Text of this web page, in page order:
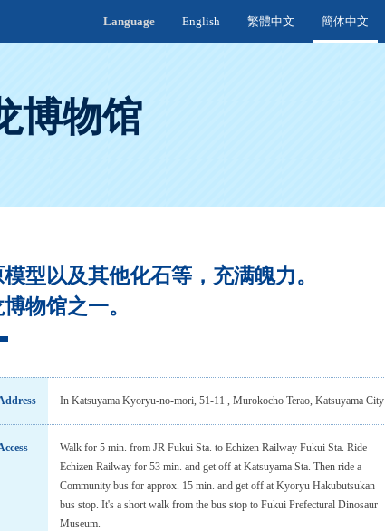
Language English 繁體中文 簡体中文
博物馆
型以及其他化石等，充满魄力。
物馆之一。
In Katsuyama Kyoryu-no-mori, 51-11 , Murokocho Terao, Katsuyama City
Walk for 5 min. from JR Fukui Sta. to Echizen Railway Fukui Sta. Ride
Echizen Railway for 53 min. and get off at Katsuyama Sta. Then ride a
Community bus for approx. 15 min. and get off at Kyoryu Hakubutsukan
bus stop. It's a short walk from the bus stop to Fukui Prefectural Dinosaur
Museum.